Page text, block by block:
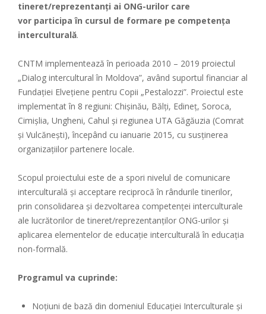
tineret/reprezentanți ai ONG-urilor care
vor participa în cursul de formare pe competența
interculturală.
CNTM implementează în perioada 2010 – 2019 proiectul
„Dialog intercultural în Moldova”, având suportul financiar al
Fundației Elvețiene pentru Copii „Pestalozzi”. Proiectul este
implementat în 8 regiuni: Chișinău, Bălți, Edineț, Soroca,
Cimișlia, Ungheni, Cahul și regiunea UTA Găgăuzia (Comrat
și Vulcănești), începând cu ianuarie 2015, cu susținerea
organizațiilor partenere locale.
Scopul proiectului este de a spori nivelul de comunicare
interculturală și acceptare reciprocă în rândurile tinerilor,
prin consolidarea și dezvoltarea competenței interculturale
ale lucrătorilor de tineret/reprezentanților ONG-urilor și
aplicarea elementelor de educație interculturală în educația
non-formală.
Programul va cuprinde:
Noțiuni de bază din domeniul Educației Interculturale și